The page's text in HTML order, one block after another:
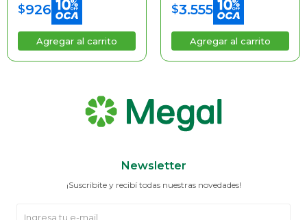
$926 $3.555
Newsletter
¡Suscribite y recibí todas nuestras novedades!